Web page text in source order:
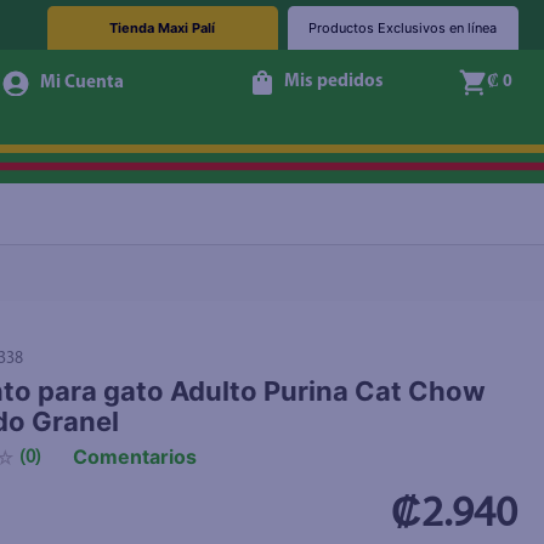
Tienda Maxi Palí Productos Exclusivos en línea
Mis pedidos ₡ 0
para gato Adulto Purina Cat Chow
Granel
☆ (0) Comentarios
₡2.940